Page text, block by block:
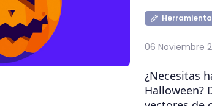
06 Noviembre
¿Necesitas
Halloween?